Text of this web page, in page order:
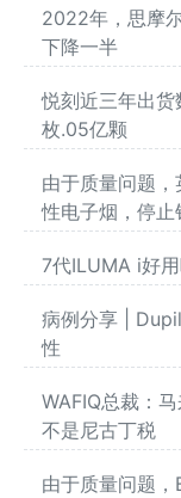
2022年，思摩
下降一半
悦刻近三年出
枚.05亿颗
由于质量问题
性电子烟，停止
7代ILUMA i好
病例分享 |
性
WAFIQ总裁：
不是尼古丁税
由于质量问题